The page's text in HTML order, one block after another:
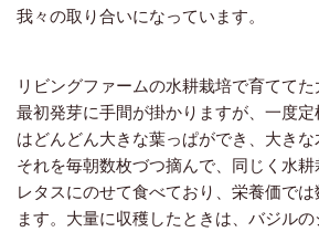
我々の取り合いになっています。
リビングファームの水耕栽培で育ててた
最初発芽に手間が掛かりますが、一度
はどんどん大きな葉っぱができ、大きな
それを毎朝数枚づつ摘んで、同じく水
レタスにのせて食べており、栄養価で
ます。大量に収穫したときは、バジル